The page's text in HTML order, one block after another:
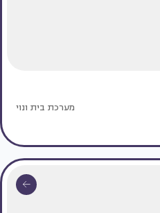
מערכת בית ונוי